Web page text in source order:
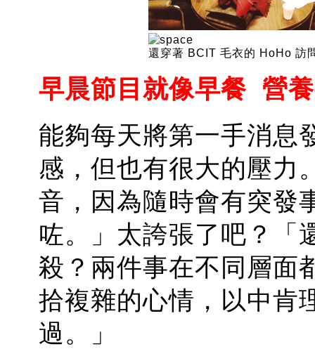
還穿著 BCIT 毛衣的 HoHo 訪
早晨節目就像早餐 營
能夠每天將第一手消息
感，但也有很大的壓力
音，因為隨時會有突發
咗。」太誇張了吧？「
殺？兩件事在不同層面
拾複雜的心情，以中肯
過。」